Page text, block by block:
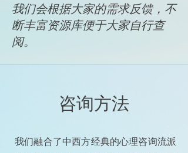
我们会根据大家的需求反馈，不
断丰富资源库便于大家自行查
阅。
咨询方法
我们融合了中西方经典的心理咨询流派